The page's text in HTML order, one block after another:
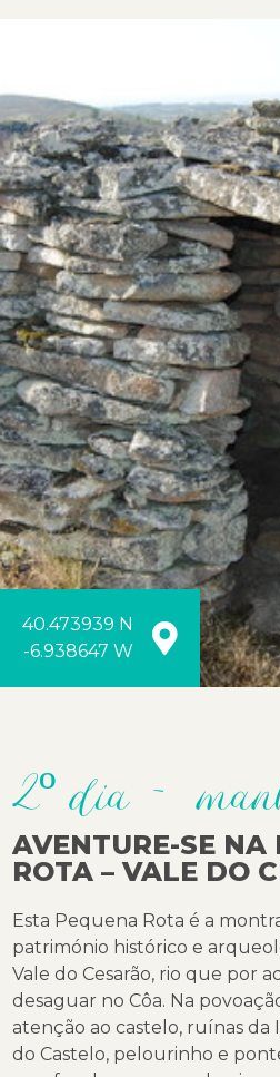
40.473939 N
-6.938647 W
2º dia -
AVENTURE-SE NA
ROTA – VALE DO
Esta Pequena Rota é a
património histórico e
Vale do Cesarão, rio que por
desaguar no Côa. Na
atenção ao castelo, ruínas da
do Castelo, pelourinho e